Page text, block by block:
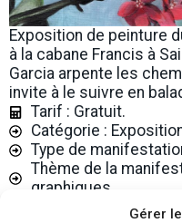
Gérer
Exposition de peinture
à la cabane Francis à
Garcia arpente les
invite à le suivre en
Tarif : Gratuit.
Catégorie :
Type de
Thème de la
graphiques
Site de l'office de